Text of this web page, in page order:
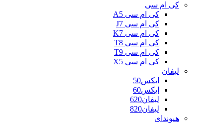
کی ام سی
کی ام سی A5
کی ام سی J7
کی ام سی K7
کی ام سی T8
کی ام سی T9
کی ام سی X5
لیفان
ایکس50
ایکس60
لیفان620
لیفان820
هیوندای